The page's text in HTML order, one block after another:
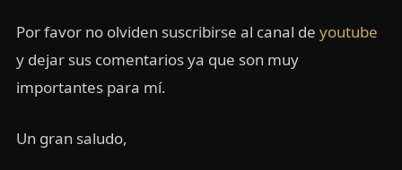
Por favor no olviden suscribirse al canal de youtube
y dejar sus comentarios ya que son muy
importantes para mí.
Un gran saludo,